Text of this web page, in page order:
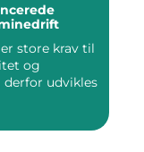
store krav til
og
derfor udvikles